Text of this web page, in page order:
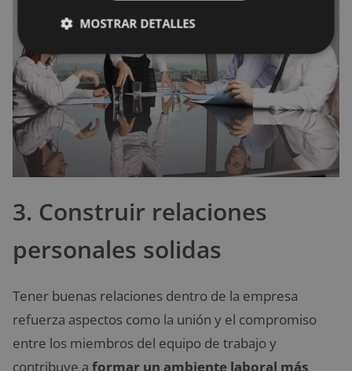
3. Construir relaciones
personales solidas
Tener buenas relaciones dentro de la empresa
refuerza aspectos como la unión y el compromiso
entre los miembros del equipo de trabajo y
contribuye a formar un ambiente laboral más
MOSTRAR DETALLES